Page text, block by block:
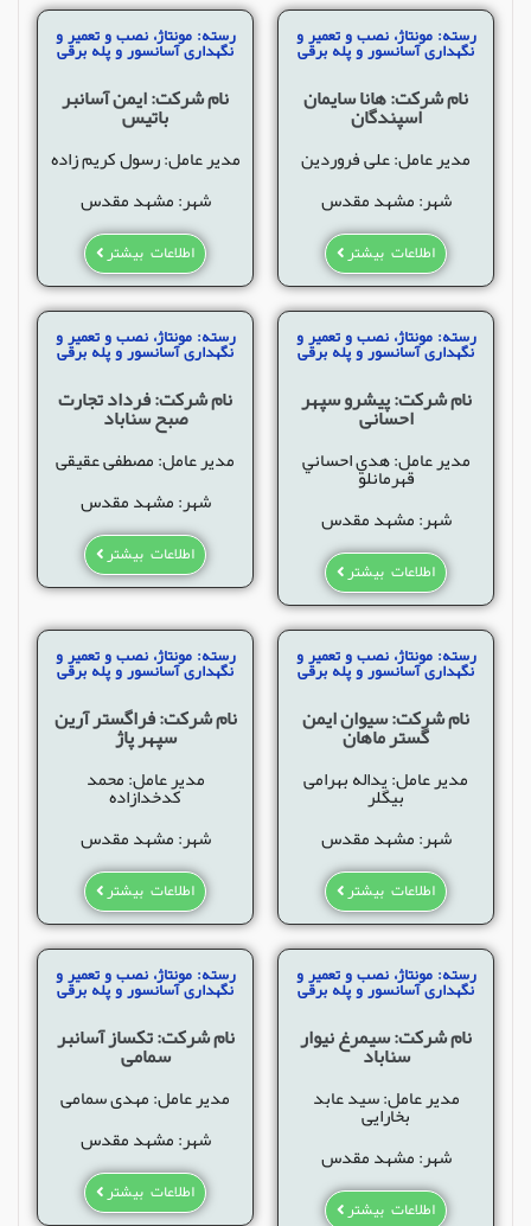
رسته: مونتاژ، نصب و تعمیر و
نگهداری آسانسور و پله برقی
نام شرکت: هانا سایمان
اسپندگان
مدیر عامل: علی فروردین
شهر: مشهد مقدس
اطلاعات بیشتر
رسته: مونتاژ، نصب و تعمیر و
نگهداری آسانسور و پله برقی
نام شرکت: ایمن آسانبر
باتیس
مدیر عامل: رسول کریم زاده
شهر: مشهد مقدس
اطلاعات بیشتر
رسته: مونتاژ، نصب و تعمیر و
نگهداری آسانسور و پله برقی
نام شرکت: پیشرو سپهر
احسانی
مدیر عامل: هدي احساني
قهرمانلو
شهر: مشهد مقدس
اطلاعات بیشتر
رسته: مونتاژ، نصب و تعمیر و
نگهداری آسانسور و پله برقی
نام شرکت: فرداد تجارت
صبح سناباد
مدیر عامل: مصطفی عقیقی
شهر: مشهد مقدس
اطلاعات بیشتر
رسته: مونتاژ، نصب و تعمیر و
نگهداری آسانسور و پله برقی
نام شرکت: سیوان ایمن
گستر ماهان
مدیر عامل: یداله بهرامی
بیگلر
شهر: مشهد مقدس
اطلاعات بیشتر
رسته: مونتاژ، نصب و تعمیر و
نگهداری آسانسور و پله برقی
نام شرکت: فراگستر آرین
سپهر پاژ
مدیر عامل: محمد
کدخدازاده
شهر: مشهد مقدس
اطلاعات بیشتر
رسته: مونتاژ، نصب و تعمیر و
نگهداری آسانسور و پله برقی
نام شرکت: سیمرغ نیوار
سناباد
مدیر عامل: سید عابد
بخارایی
شهر: مشهد مقدس
اطلاعات بیشتر
رسته: مونتاژ، نصب و تعمیر و
نگهداری آسانسور و پله برقی
نام شرکت: تکساز آسانبر
سمامی
مدیر عامل: مهدی سمامی
شهر: مشهد مقدس
اطلاعات بیشتر